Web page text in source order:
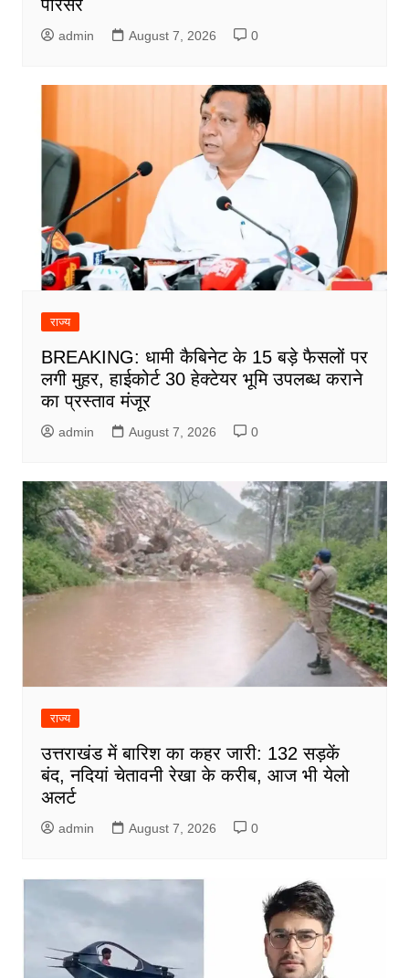
परिसर
admin August 7, 2026 0
राज्य
BREAKING: धामी कैबिनेट के 15 बड़े फैसलों पर
लगी मुहर, हाईकोर्ट 30 हेक्टेयर भूमि उपलब्ध कराने
का प्रस्ताव मंजूर
admin August 7, 2026 0
राज्य
उत्तराखंड में बारिश का कहर जारी: 132 सड़कें
बंद, नदियां चेतावनी रेखा के करीब, आज भी येलो
अलर्ट
admin August 7, 2026 0